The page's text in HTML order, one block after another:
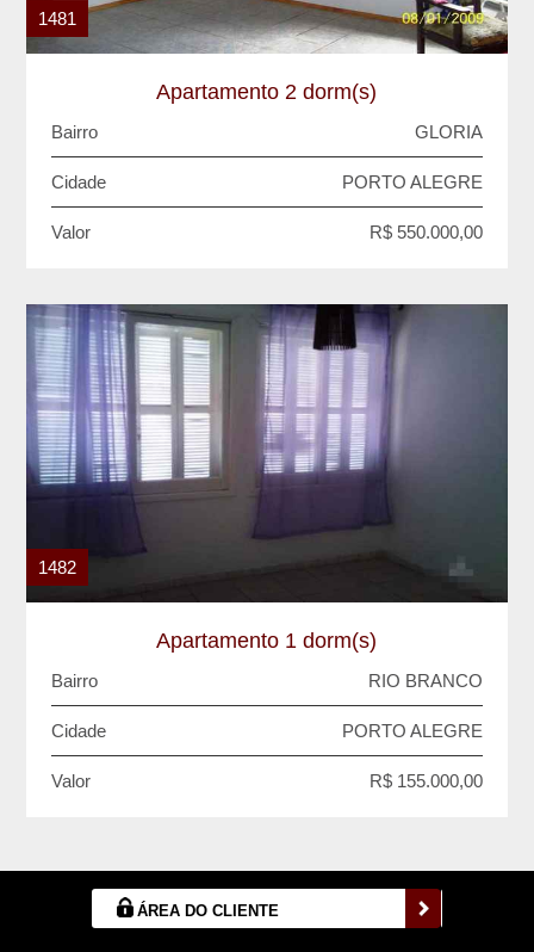
1481
Apartamento 2 dorm(s)
Bairro GLORIA
Cidade PORTO ALEGRE
Valor R$ 550.000,00
1482
Apartamento 1 dorm(s)
Bairro RIO BRANCO
Cidade PORTO ALEGRE
Valor R$ 155.000,00
ÁREA DO CLIENTE